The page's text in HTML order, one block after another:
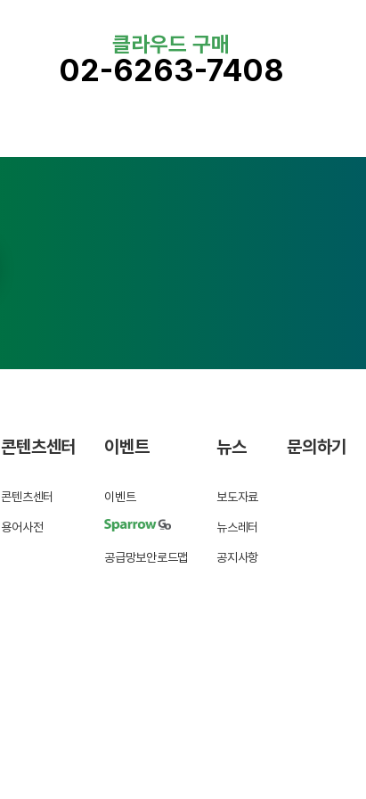
클라우드 구매
02-6263-7408
콘텐츠센터
콘텐츠센터
용어사전
이벤트
이벤트
공급망보안로드맵
뉴스
보도자료
뉴스레터
공지사항
문의하기